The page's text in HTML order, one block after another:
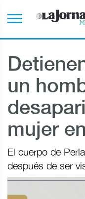
un
mujer
El cuerpo de
después de ser